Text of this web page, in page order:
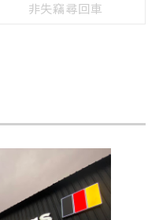
非失竊尋回車